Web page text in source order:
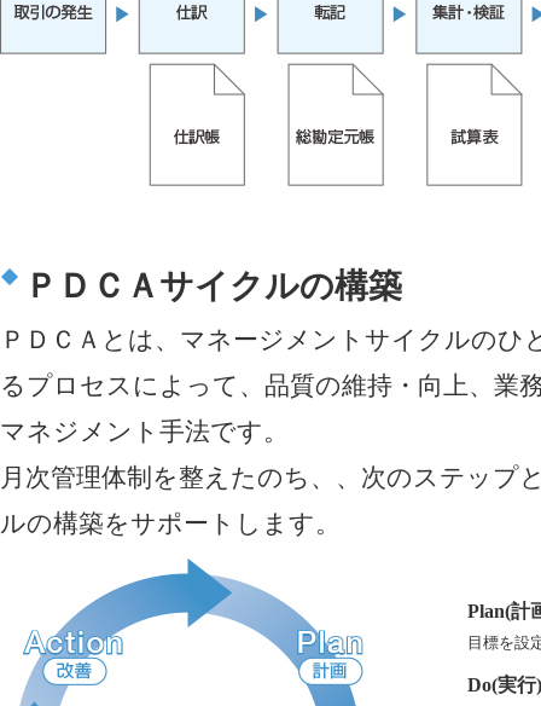
ＰＤＣＡサイクルの構築
ＰＤＣＡとは、マネージメントサイクルのひ
るプロセスによって、品質の維持・向上、業
マネジメント手法です。
月次管理体制を整えたのち、、次のステップ
ルの構築をサポートします。
Plan(計
目標を設
Do(実行)